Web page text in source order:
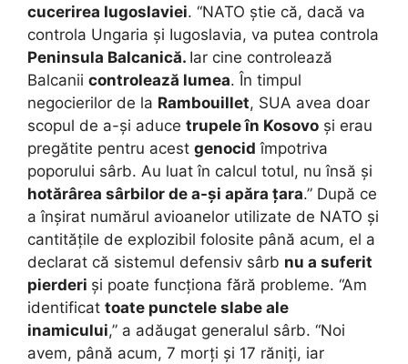
cucerirea Iugoslaviei. “NATO știe că, dacă va
controla Ungaria și Iugoslavia, va putea controla
Peninsula Balcanică. Iar cine controlează
Balcanii controlează lumea. În timpul
negocierilor de la Rambouillet, SUA avea doar
scopul de a-și aduce trupele în Kosovo și erau
pregătite pentru acest genocid împotriva
poporului sârb. Au luat în calcul totul, nu însă și
hotărârea sârbilor de a-și apăra țara.” După ce
a înșirat numărul avioanelor utilizate de NATO și
cantitățile de explozibil folosite până acum, el a
declarat că sistemul defensiv sârb nu a suferit
pierderi și poate funcționa fără probleme. “Am
identificat toate punctele slabe ale
inamicului,” a adăugat generalul sârb. “Noi
avem, până acum, 7 morți și 17 răniți, iar